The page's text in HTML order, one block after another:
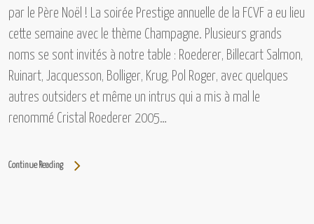
par le Père Noël ! La soirée Prestige annuelle de la FCVF a eu lieu
cette semaine avec le thème Champagne. Plusieurs grands
noms se sont invités à notre table : Roederer, Billecart Salmon,
Ruinart, Jacquesson, Bolliger, Krug, Pol Roger, avec quelques
autres outsiders et même un intrus qui a mis à mal le
renommé Cristal Roederer 2005…
Continue Reading